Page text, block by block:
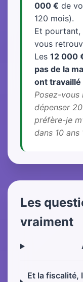
000 € de
120 mois).
Et
vous
Les 12 000
pas de la
ont
Posez-vous
dépenser
préfère-je
dans 10 ans
Les
vraiment
Et la fiscalité,